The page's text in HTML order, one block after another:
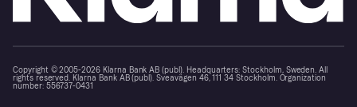
Copyright © 2005-2026 Klarna Bank AB (publ). Headquarters: Stockholm, Sweden. All
rights reserved. Klarna Bank AB (publ). Sveavägen 46, 111 34 Stockholm. Organization
number: 556737-0431